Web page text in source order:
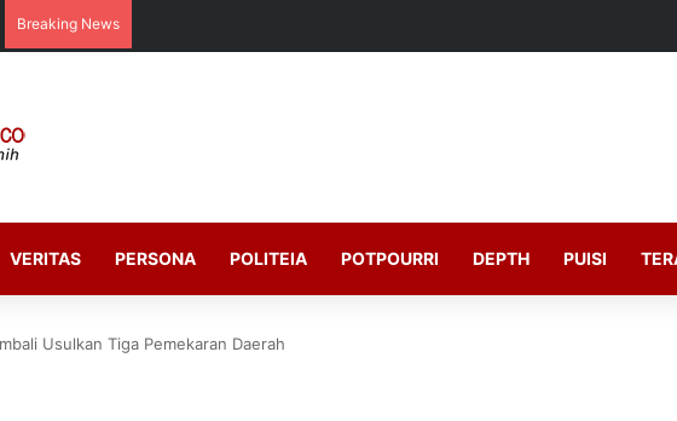
Breaking News
VERITAS PERSONA POLITEIA POTPOURRI DEPTH PUISI
Usulkan Tiga Pemekaran Daerah